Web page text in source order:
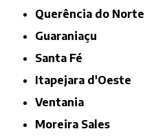
Querência do Norte
Guaraniaçu
Santa Fé
Itapejara d'Oeste
Ventania
Moreira Sales